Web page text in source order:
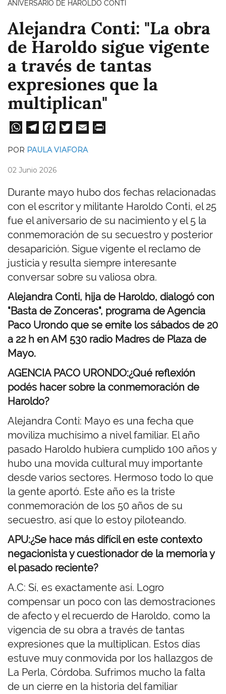
ANIVERSARIO DE HAROLDO CONTI
Alejandra Conti: "La obra
de Haroldo sigue vigente
a través de tantas
expresiones que la
multiplican"
W
A
pp
Te
a
m
Fa
ok
POR PAULA VIAFORA
02 Junio 2026
Durante mayo hubo dos fechas relacionadas
con el escritor y militante Haroldo Conti, el 25
fue el aniversario de su nacimiento y el 5 la
conmemoración de su secuestro y posterior
desaparición. Sigue vigente el reclamo de
justicia y resulta siempre interesante
conversar sobre su valiosa obra.
Alejandra Conti, hija de Haroldo, dialogó con
"Basta de Zonceras", programa de Agencia
Paco Urondo que se emite los sábados de 20
a 22 h en AM 530 radio Madres de Plaza de
Mayo.
AGENCIA PACO URONDO:¿Qué reflexión
podés hacer sobre la conmemoración de
Haroldo?
Alejandra Conti: Mayo es una fecha que
moviliza muchísimo a nivel familiar. El año
pasado Haroldo hubiera cumplido 100 años y
hubo una movida cultural muy importante
desde varios sectores. Hermoso todo lo que
la gente aportó. Este año es la triste
conmemoración de los 50 años de su
secuestro, así que lo estoy piloteando.
APU:¿Se hace más difícil en este contexto
negacionista y cuestionador de la memoria y
el pasado reciente?
A.C: Sí, es exactamente así. Logro
compensar un poco con las demostraciones
de afecto y el recuerdo de Haroldo, como la
vigencia de su obra a través de tantas
expresiones que la multiplican. Estos días
estuve muy conmovida por los hallazgos de
La Perla, Córdoba. Sufrimos mucho la falta
de un cierre en la historia del familiar